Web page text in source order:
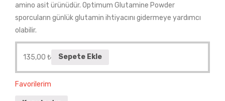
amino asit ürünüdür. Optimum Glutamine Powder
sporcuların günlük glutamin ihtiyacını gidermeye yardımcı
olabilir.
135,00 ₺ Sepete Ekle
Favorilerim